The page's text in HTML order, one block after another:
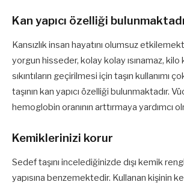
Kan yapıcı özelliği
Kansızlık insan hayatını olumsuz
yorgun hisseder, kolay kolay ısınamaz, kilo
sıkıntıların geçirilmesi için taşın kullanımı
taşının kan yapıcı özelliği bulunmaktadır.
hemoglobin oranının arttırmaya yardımcı
Kemiklerinizi korur
Sedef taşını incelediğinizde dışı kemik
yapısına benzemektedir. Kullanan kişinin